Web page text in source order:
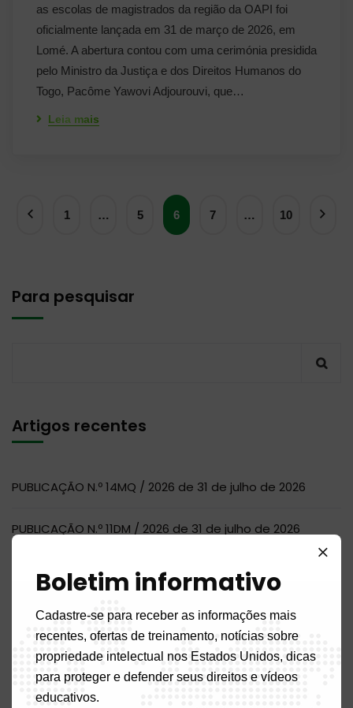
as escolas de magistrados da região da OAPI foi
oficialmente lançada em 31 de março de 2026, em
Lomé. A abertura contou com uma cerimónia presidida
pelo Ministro da Justiça e dos Direitos Humanos do
Togo, Pacôme Yawovi Adjourouvi, que…
Leia mais
1 … 5 6 7 … 10
Para pesquisar
Artigos recentes
PUBLICAÇÃO N.º 14MQ / 2026 de 31 de julho de 2026
PUBLICAÇÃO N.º 11DM / 2026 de 31 de julho de 2026
PUBLICAÇÃO N.º 04 BR / 2026 de 31 de julho de 2026
PUBLICAÇÃO N.º 07NC / 2026 de 31 de julho de 2026
AVISO DE CONTRATAÇÃO DE AUDITOR
Boletim informativo
Cadastre-se para receber as informações mais
recentes, ofertas de treinamento, notícias sobre
propriedade intelectual nos Estados Unidos, dicas
para proteger e defender seus direitos e vídeos
educativos.